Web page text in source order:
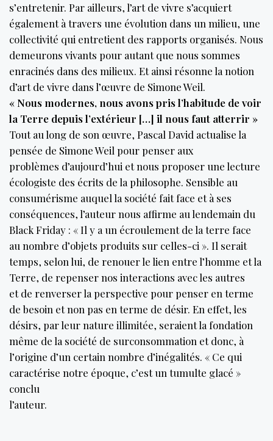
s’entretenir. Par ailleurs, l’art de vivre s’acquiert
également à travers une évolution dans un milieu, une
collectivité qui entretient des rapports organisés. Nous
demeurons vivants pour autant que nous sommes
enracinés dans des milieux. Et ainsi résonne la notion
d’art de vivre dans l’œuvre de Simone Weil.
« Nous modernes, nous avons pris l’habitude de voir
la Terre depuis l’extérieur […] il nous faut atterrir »
Tout au long de son œuvre, Pascal David actualise la
pensée de Simone Weil pour penser aux
problèmes d’aujourd’hui et nous proposer une lecture
écologiste des écrits de la philosophe. Sensible au
consumérisme auquel la société fait face et à ses
conséquences, l’auteur nous affirme au lendemain du
Black Friday : « Il y a un écroulement de la terre face
au nombre d’objets produits sur celles-ci ». Il serait
temps, selon lui, de renouer le lien entre l’homme et la
Terre, de repenser nos interactions avec les autres
et de renverser la perspective pour penser en terme
de besoin et non pas en terme de désir. En effet, les
désirs, par leur nature illimitée, seraient la fondation
même de la société de surconsommation et donc, à
l’origine d’un certain nombre d’inégalités. « Ce qui
caractérise notre époque, c’est un tumulte glacé »
conclu
l’auteur.